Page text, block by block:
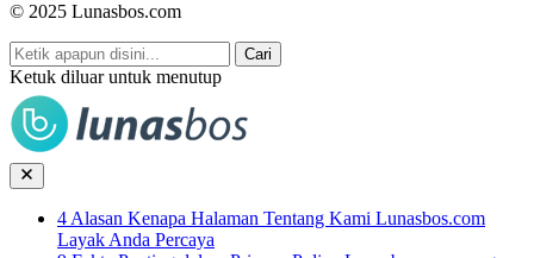
© 2025 Lunasbos.com
Cari
Ketuk diluar untuk menutup
4 Alasan Kenapa Halaman Tentang Kami Lunasbos.com
Layak Anda Percaya